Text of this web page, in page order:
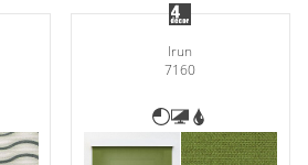
Irun
7160